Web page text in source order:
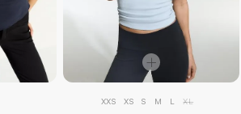
XXS XS S M L XL